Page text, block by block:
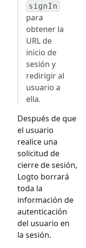
signIn
para
obtener la
URL de
inicio de
sesión y
redirigir al
usuario a
ella.
Después de que
el usuario
realice una
solicitud de
cierre de sesión,
Logto borrará
toda la
información de
autenticación
del usuario en
la sesión.